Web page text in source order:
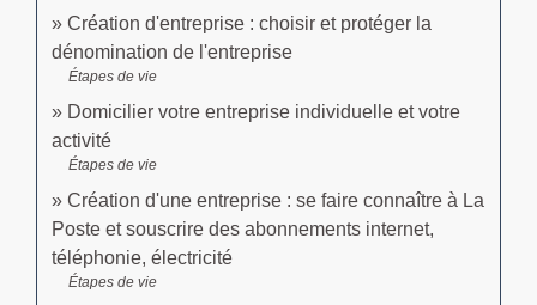
Création d'entreprise : choisir et protéger la
dénomination de l'entreprise
Étapes de vie
Domicilier votre entreprise individuelle et votre
activité
Étapes de vie
Création d'une entreprise : se faire connaître à La
Poste et souscrire des abonnements internet,
téléphonie, électricité
Étapes de vie